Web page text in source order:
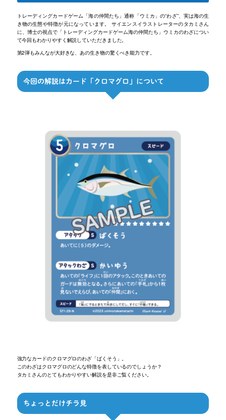
トレーディングカードゲーム「海の仲間たち」通称「ウミカ」の“わざ”、実は海の生
き物の生態や特徴が元になっています。 サイエンスイラストレーターのタカミさん
に、博士の視点で「トレーディングカードゲーム海の仲間たち」ウミカのわざについ
て今回もわかりやすく解説していただきました。
第2弾もみんなが大好きな、あの生き物の驚くべき能力です。
今回の解説はカード「クロマグロ」について
強力なカードのクロマグロのわざ「ばくそう」。
このわざはクロマグロのどんな特徴を表しているのでしょうか？
タカミさんのとてもわかりやすい解説を是非ご覧ください。
ちょっとだけチラ見